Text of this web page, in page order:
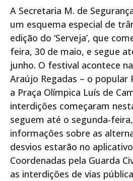
A Secretaria M. de
um esquema especial de
edição do ‘Serveja’, que
feira, 30 de maio, e segue
junho. O festival acontece na
Araújo Regadas – o popular
a Praça Olímpica Luís de
interdições começaram
seguem até o segunda-
informações sobre as
desvios estarão no
Coordenadas pela Guarda
as interdições de vias